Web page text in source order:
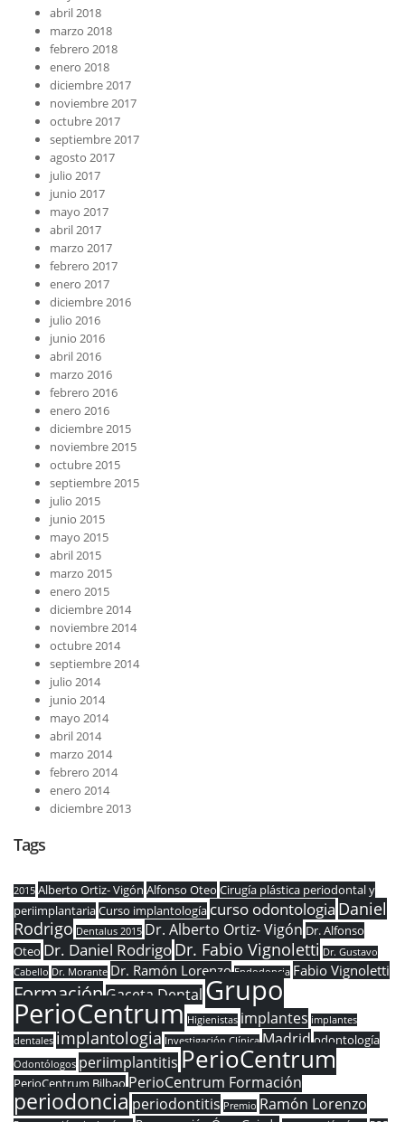
abril 2018
marzo 2018
febrero 2018
enero 2018
diciembre 2017
noviembre 2017
octubre 2017
septiembre 2017
agosto 2017
julio 2017
junio 2017
mayo 2017
abril 2017
marzo 2017
febrero 2017
enero 2017
diciembre 2016
julio 2016
junio 2016
abril 2016
marzo 2016
febrero 2016
enero 2016
diciembre 2015
noviembre 2015
octubre 2015
septiembre 2015
julio 2015
junio 2015
mayo 2015
abril 2015
marzo 2015
enero 2015
diciembre 2014
noviembre 2014
octubre 2014
septiembre 2014
julio 2014
junio 2014
mayo 2014
abril 2014
marzo 2014
febrero 2014
enero 2014
diciembre 2013
Tags
2015 Alberto Ortiz- Vigón Alfonso Oteo Cirugía plástica periodontal y
periimplantariaCurso implantología curso odontologia Daniel
Rodrigo Dentalus 2015 Dr. Alberto Ortiz- Vigón Dr. Alfonso
Oteo Dr. Daniel RodrigoDr. Fabio Vignoletti Dr. Gustavo
Cabello Dr. Morante Dr. Ramón Lorenzo Endodoncia Fabio Vignoletti
Formación Gaceta Dental Grupo
PerioCentrum Higienistas implantes implantes
dentales implantologia Investigación Clínica Madrid odontología
Odontólogos periimplantitis PerioCentrum
PerioCentrum Bilbao PerioCentrum Formación
periodoncia periodontitis Premio Ramón Lorenzo